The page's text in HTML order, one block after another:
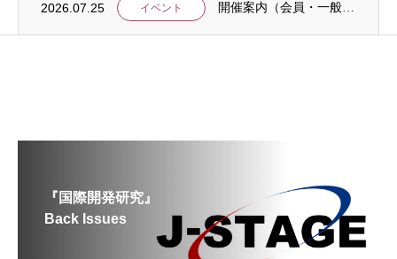
2026.07.25 イベント 開催案内（会員・一般）：【イベント案内】地域資源を生かしたキウイ農園での夏キャンプ「農...
『国際開発研究』
Back Issues